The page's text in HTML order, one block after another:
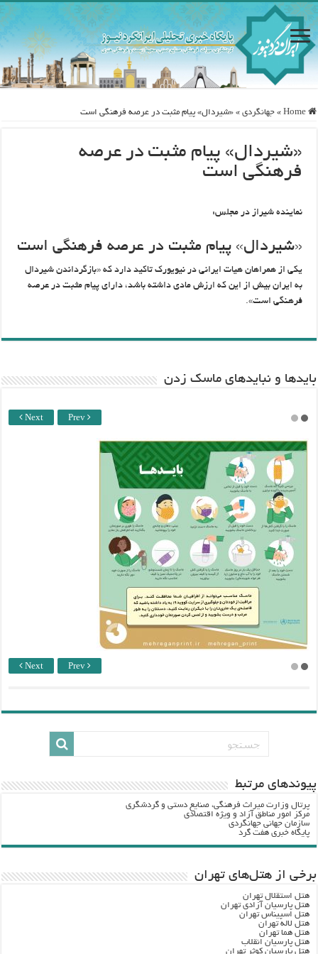
Home
» جهانگردی » «شیردال» پیام مثبت در عرصه فرهنگی است
«شیردال» پیام مثبت در عرصه
فرهنگی است
نماینده شیراز در مجلس:
«شیردال» پیام مثبت در عرصه فرهنگی است
یکی از همراهان هیات ایرانی در نیویورک تاکید دارد که «بازگرداندن شیردال
به ایران بیش از این که ارزش مادی داشته باشد، دارای پیام مثبت در عرصه
فرهنگی است».
باید‌ها و نبایدهای ماسک زدن
Next Prev
Next Prev
پيوندهاي مرتبط
پرتال وزارت ميراث فرهنگي، صنایع دستی و گردشگري
مرکز امور مناطق آزاد و ویژه اقتصادی
سازمان جهانی جهانگردی
پایگاه خبری هفت گرد
برخی از هتل‌های تهران
هتل استقلال تهران
هتل پارسیان آزادی تهران
هتل اسپیناس تهران
هتل لاله تهران
هتل هما تهران
هتل پارسیان انقلاب
هتل پارسیان کوثر تهران